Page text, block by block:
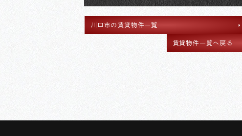
川口市の賃貸物件一覧
賃貸物件一覧へ戻る